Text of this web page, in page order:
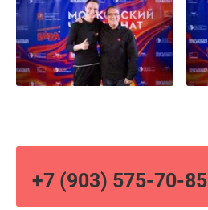
+7 (903) 575-70-85